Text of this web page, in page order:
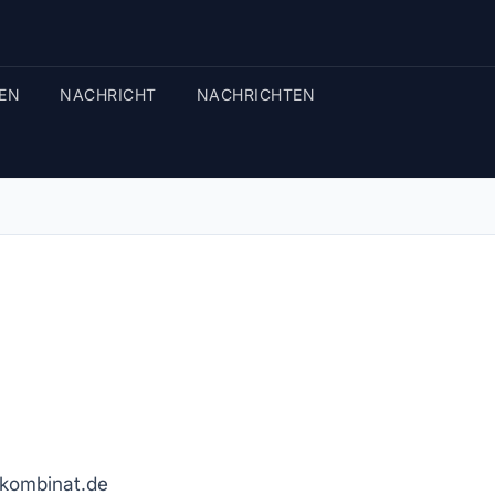
NACHRICHT NACHRICHTEN